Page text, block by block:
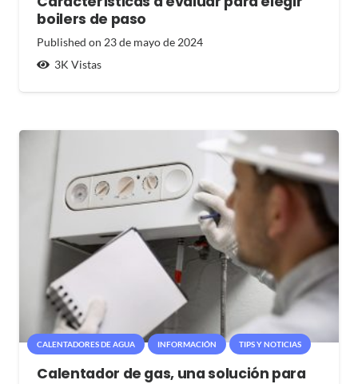
boilers de paso
Published on 23 de mayo de 2024
3K Vistas
CALENTADORES DE AGUA INFORMACIÓN TIPS Y NOTICIAS
Calentador de gas, una solución para